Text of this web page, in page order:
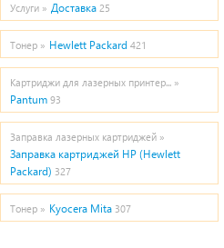
Услуги » Доставка 25
Тонер » Hewlett Packard 421
Картриджи для лазерных принтер... »
Pantum 93
Заправка лазерных картриджей »
Заправка картриджей HP (Hewlett
Packard) 327
Тонер » Kyocera Mita 307